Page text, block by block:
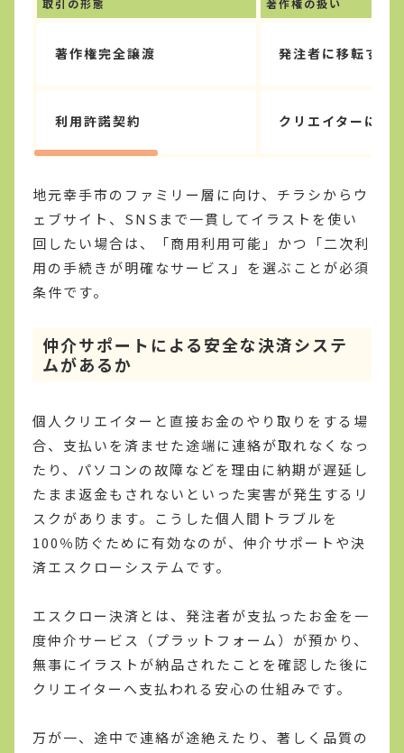
取引の形態 著作権の扱い
著作権完全譲渡 発注者に移転する
利用許諾契約 クリエイターに残
地元幸手市のファミリー層に向け、チラシからウ
ェブサイト、SNSまで一貫してイラストを使い
回したい場合は、「商用利用可能」かつ「二次利
用の手続きが明確なサービス」を選ぶことが必須
条件です。
仲介サポートによる安全な決済システ
ムがあるか
個人クリエイターと直接お金のやり取りをする場
合、支払いを済ませた途端に連絡が取れなくなっ
たり、パソコンの故障などを理由に納期が遅延し
たまま返金もされないといった実害が発生するリ
スクがあります。こうした個人間トラブルを
100％防ぐために有効なのが、仲介サポートや決
済エスクローシステムです。
エスクロー決済とは、発注者が支払ったお金を一
度仲介サービス（プラットフォーム）が預かり、
無事にイラストが納品されたことを確認した後に
クリエイターへ支払われる安心の仕組みです。
万が一、途中で連絡が途絶えたり、著しく品質の